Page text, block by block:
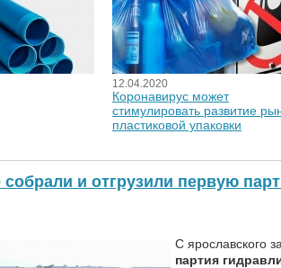
12.04.2020
Коронавирус может
стимулировать развитие
пластиковой упаковки
и отгрузили первую
С ярославского
партия